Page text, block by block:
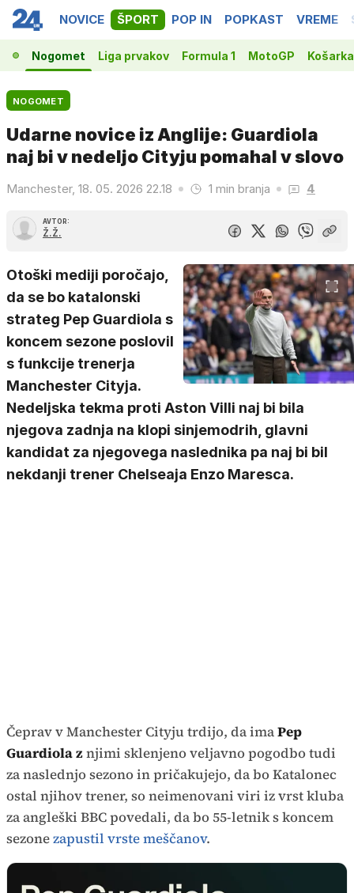
NOVICE ŠPORT POP IN POPKAST VREME
Nogomet Liga prvakov Formula 1 MotoGP Košarka
NOGOMET
Udarne novice iz Anglije: Guardiola
naj bi v nedeljo Cityju pomahal v slovo
Manchester, 18. 05. 2026 22.18 1 min branja 4
AVTOR:
Ž.Ž.
Otoški mediji poročajo,
da se bo katalonski
strateg Pep Guardiola s
koncem sezone poslovil
s funkcije trenerja
Manchester Cityja.
Nedeljska tekma proti Aston Villi naj bi bila
njegova zadnja na klopi sinjemodrih, glavni
kandidat za njegovega naslednika pa naj bi bil
nekdanji trener Chelseaja Enzo Maresca.
Čeprav v Manchester Cityju trdijo, da imaPep
Guardiola znjimi sklenjeno veljavno pogodbo tudi
za naslednjo sezono in pričakujejo, da bo Katalonec
ostal njihov trener, so neimenovani viri iz vrst kluba
za angleški BBC povedali, da bo 55-letnik s koncem
sezonezapustil vrste meščanov.